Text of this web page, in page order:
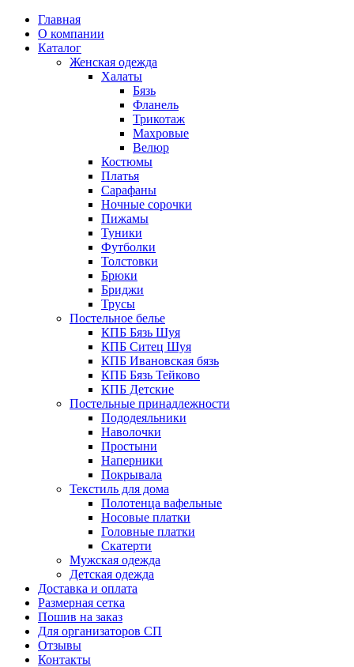
Главная
О компании
Каталог
Женская одежда
Халаты
Бязь
Фланель
Трикотаж
Махровые
Велюр
Костюмы
Платья
Сарафаны
Ночные сорочки
Пижамы
Туники
Футболки
Толстовки
Брюки
Бриджи
Трусы
Постельное белье
КПБ Бязь Шуя
КПБ Ситец Шуя
КПБ Ивановская бязь
КПБ Бязь Тейково
КПБ Детские
Постельные принадлежности
Пододеяльники
Наволочки
Простыни
Наперники
Покрывала
Текстиль для дома
Полотенца вафельные
Носовые платки
Головные платки
Скатерти
Мужская одежда
Детская одежда
Доставка и оплата
Размерная сетка
Пошив на заказ
Для организаторов СП
Отзывы
Контакты